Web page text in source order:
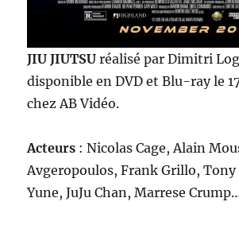
JIU JIUTSUréalisé par Dimitri
disponible en DVD et Blu-ray le
chez AB Vidéo.
Acteurs : Nicolas Cage, Alain
Avgeropoulos, Frank Grillo, Tony
Yune, JuJu Chan, Marrese